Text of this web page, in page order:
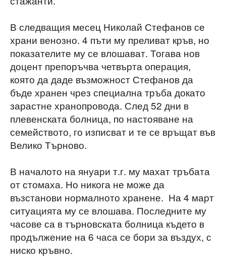
В следващия месец Николай Стефанов се
храни венозно. 4 пъти му преливат кръв, но
показателите му се влошават. Тогава нов
доцент препоръчва четвърта операция,
която да даде възможност Стефанов да
бъде хранен чрез специална тръба докато
зарастне хранопровода. След 52 дни в
плевенската болница, по настояване на
семейството, го изписват и те се връщат във
Велико Търново.
В началото на януари т.г. му махат тръбата
от стомаха. Но никога не може да
възстанови нормалното хранене. На 4 март
ситуацията му се влошава. Последните му
часове са в търновската болница където в
продължение на 6 часа се бори за въздух, с
ниско кръвно.